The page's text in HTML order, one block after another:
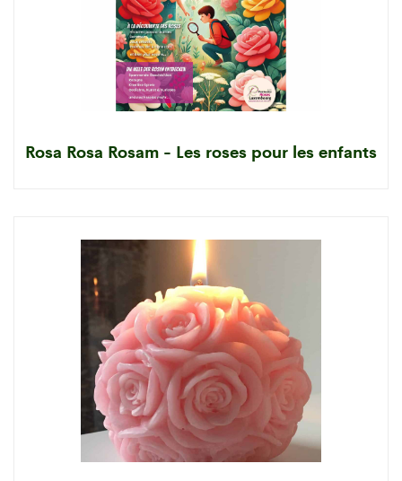
Rosa Rosa Rosam - Les roses pour les enfants